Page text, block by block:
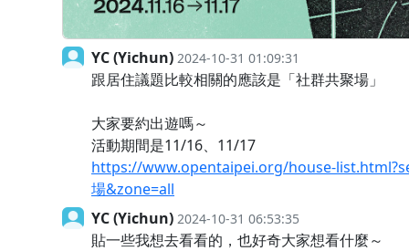
YC (Yichun) 2024-10-31 01:09:31
跟居住議題比較相關的應該是「社群共聚場」
大家要約出遊嗎～
活動期間是11/16、11/17
https://www.opentaipei.org/house-
場&zone=all
YC (Yichun) 2024-10-31 06:53:35
貼一些我想去看看的，也好奇大家想看什麼～